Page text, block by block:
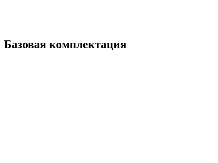
Базовая комплектация